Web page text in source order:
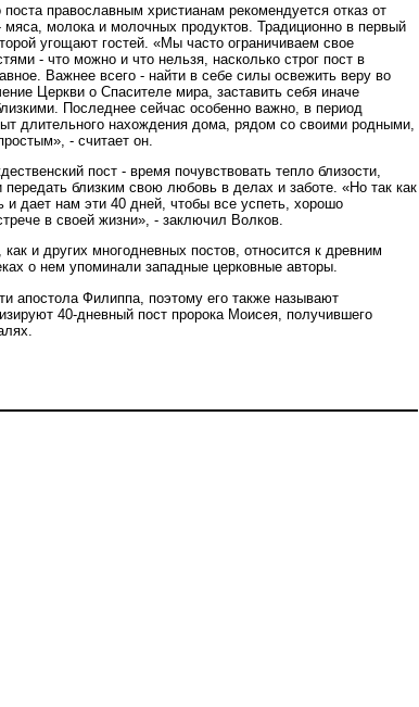
православным христианам рекомендуется отказ от
мяса, молока и молочных продуктов. Традиционно в первый
угощают гостей. «Мы часто ограничиваем свое
- что можно и что нельзя, насколько строг пост в
Важнее всего - найти в себе силы освежить веру во
Церкви о Спасителе мира, заставить себя иначе
Последнее сейчас особенно важно, в период
длительного нахождения дома, рядом со своими родными,
- считает он.
пост - время почувствовать тепло близости,
близким свою любовь в делах и заботе. «Но так как
и дает нам эти 40 дней, чтобы все успеть, хорошо
в своей жизни», - заключил Волков.
и других многодневных постов, относится к древним
о нем упоминали западные церковные авторы.
апостола Филиппа, поэтому его также называют
40-дневный пост пророка Моисея, получившего